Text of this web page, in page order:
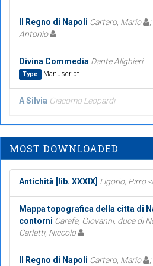
Il Regno di Napoli Cartaro, Mario
Antonio
Divina Commedia Dante Alighieri
Type Manuscript
A Silvia Giacomo Leopardi
MOST DOWNLOADED
Antichità [lib. XXXIX] Ligorio, Pirro
Mappa topografica della citta di
contorni Carafa, Giovanni, duca di
Carletti, Niccolo
Il Regno di Napoli Cartaro, Mario